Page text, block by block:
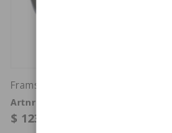
Framskärm PV/Duett Vänster
Artnr:
$ 1232.19